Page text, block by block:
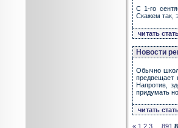
С 1-го
Скажем так,
читать
Новости
Обычно
предвещает
Напротив,
придумать
читать
« 1 2 3... 891